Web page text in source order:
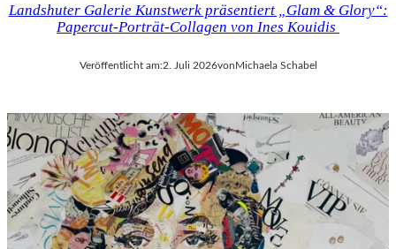
Landshuter Galerie Kunstwerk präsentiert „Glam & Glory“:
Papercut-Porträt-Collagen von Ines Kouidis
Veröffentlicht am:2. Juli 2026vonMichaela Schabel